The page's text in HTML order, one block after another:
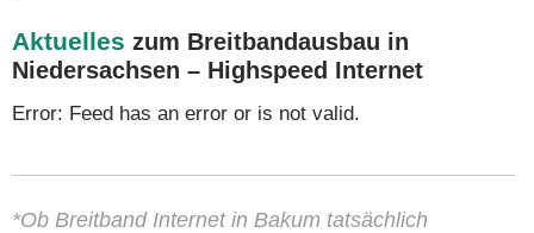
Aktuelles zum Breitbandausbau in
Niedersachsen – Highspeed Internet
Error: Feed has an error or is not valid.
*Ob Breitband Internet in Bakum tatsächlich